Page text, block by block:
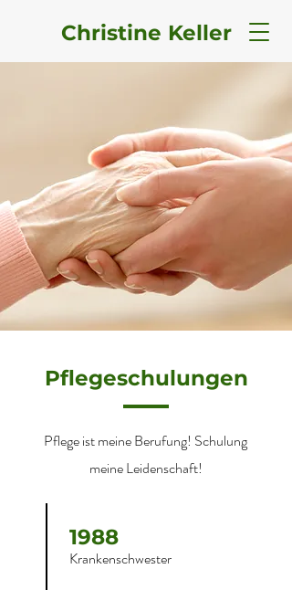
Christine Keller
Pflegeschulungen
Pflege ist meine Berufung! Schulung
meine Leidenschaft!
1988
Krankenschwester